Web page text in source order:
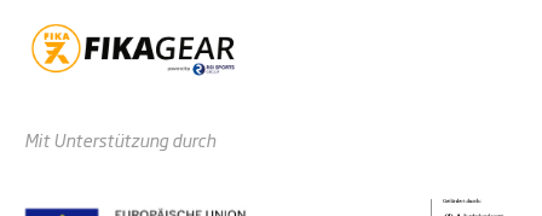
Mit Unterstützung durch